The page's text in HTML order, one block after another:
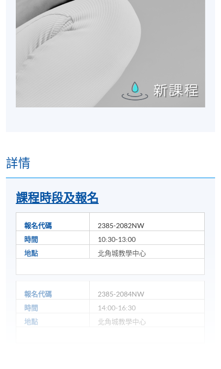
詳情
課程時段及報名
報名代碼
2385-2082NW
時間
10:30-13:00
地點
北角城教學中心
報名代碼
2385-2084NW
時間
14:00-16:30
地點
北角城教學中心